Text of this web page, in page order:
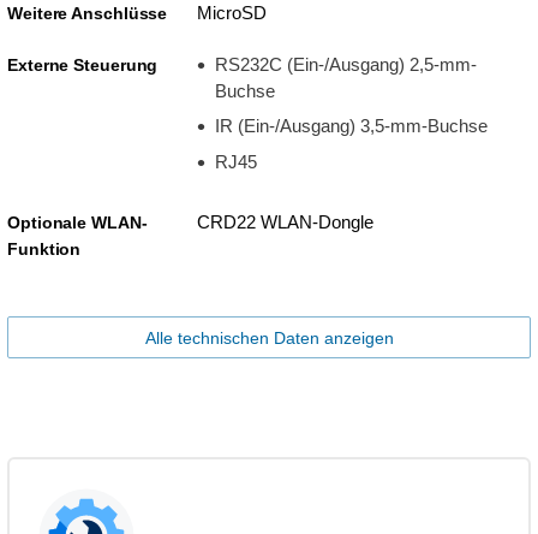
Weitere Anschlüsse MicroSD
Externe Steuerung
RS232C (Ein-/Ausgang) 2,5-mm-
Buchse
IR (Ein-/Ausgang) 3,5-mm-Buchse
RJ45
Optionale WLAN-
Funktion
CRD22 WLAN-Dongle
Alle technischen Daten anzeigen